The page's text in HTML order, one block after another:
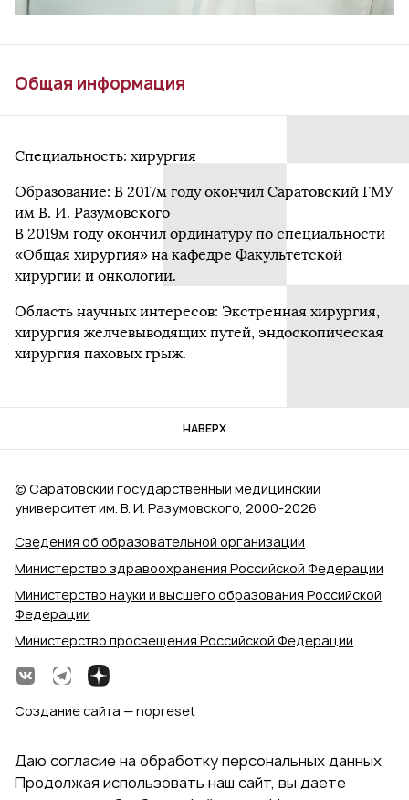
Общая информация
Специальность: хирургия
Образование: В 2017м году окончил Саратовский ГМУ
им В. И. Разумовского
В 2019м году окончил ординатуру по специальности
«Общая хирургия» на кафедре Факультетской
хирургии и онкологии.
Область научных интересов: Экстренная хирургия,
хирургия желчевыводящих путей, эндоскопическая
хирургия паховых грыж.
НАВЕРХ
Сведения об образовательной организации
Министерство здравоохранения Российской Федерации
Министерство науки и высшего образования Российской
Федерации
Министерство просвещения Российской Федерации
© Саратовский государственный медицинский
университет им. В. И. Разумовского, 2000‑2026
Создание сайта — nopreset
Даю согласие на обработку персональных данных
Продолжая использовать наш сайт, вы даете